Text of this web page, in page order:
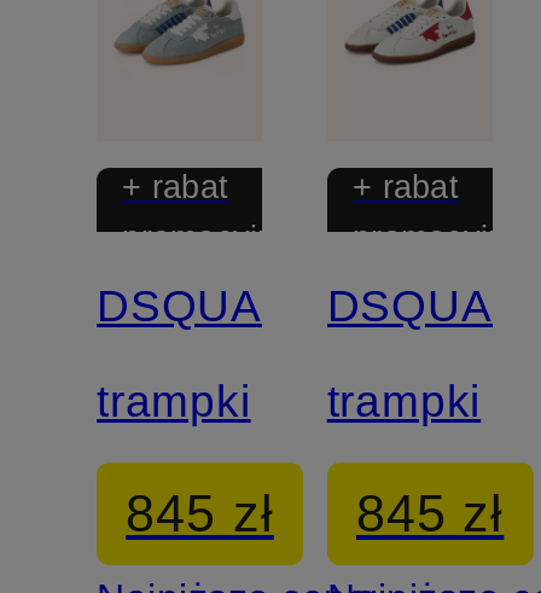
+ rabat
promocyjny
DSQUARED2
trampki
845 zł
+ rabat
promocyjny
trampki
845 zł